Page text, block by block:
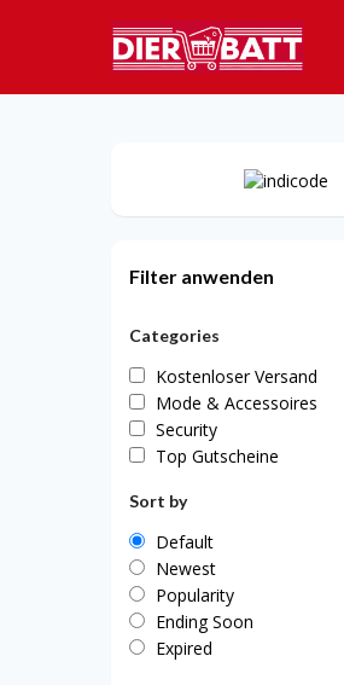
Filter anwenden
Categories
Kostenloser Versand
Mode & Accessoires
Security
Top Gutscheine
Sort by
Default
Newest
Popularity
Ending Soon
Expired